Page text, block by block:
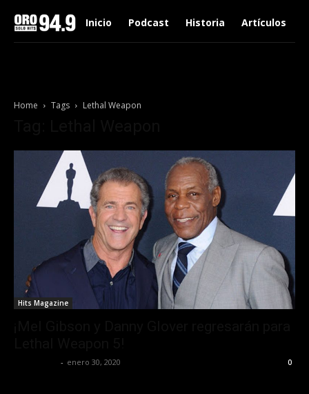
Inicio Podcast Historia Artículos
Home Tags Lethal Weapon
Hits Magazine
- enero 30, 2020 0